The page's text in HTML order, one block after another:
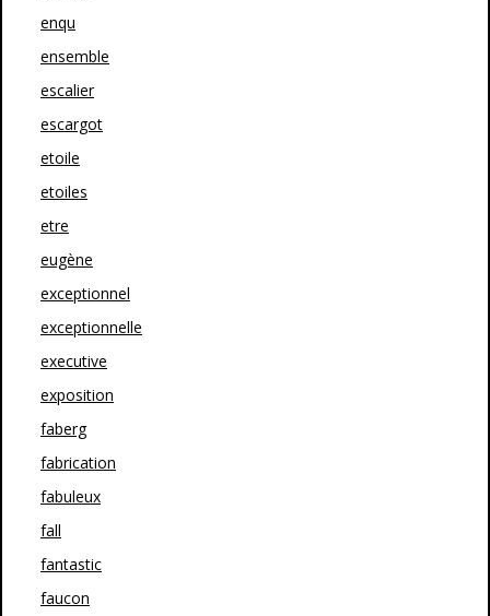
enqu
ensemble
escalier
escargot
etoile
etoiles
etre
eugène
exceptionnel
exceptionnelle
executive
exposition
faberg
fabrication
fabuleux
fall
fantastic
faucon